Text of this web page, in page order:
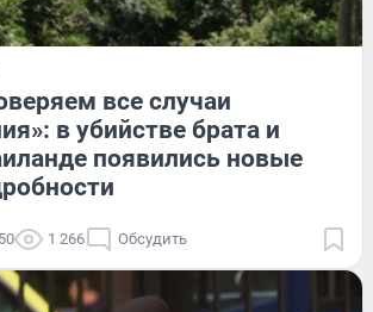
все случаи
в убийстве брата и
появились новые
1 266 Обсудить